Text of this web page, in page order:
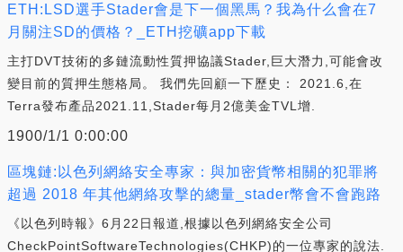
ETH:LSD選手Stader會是下一個黑馬？我為什么會在7
月關注SD的價格？_ETH挖礦app下載
主打DVT技術的多鏈流動性質押協議Stader,巨大潛力,可能會改
變目前的質押生態格局。 我們先回顧一下歷史： 2021.6,在
Terra發布產品2021.11,Stader每月2億美金TVL增.
1900/1/1 0:00:00
區塊鏈:以色列網絡安全專家：與加密貨幣相關的犯罪將
超過 2018 年其他網絡攻擊的總量_stader幣會不會跑路
《以色列時報》6月22日報道,根據以色列網絡安全公司
CheckPointSoftwareTechnologies(CHKP)的一位專家的說法.